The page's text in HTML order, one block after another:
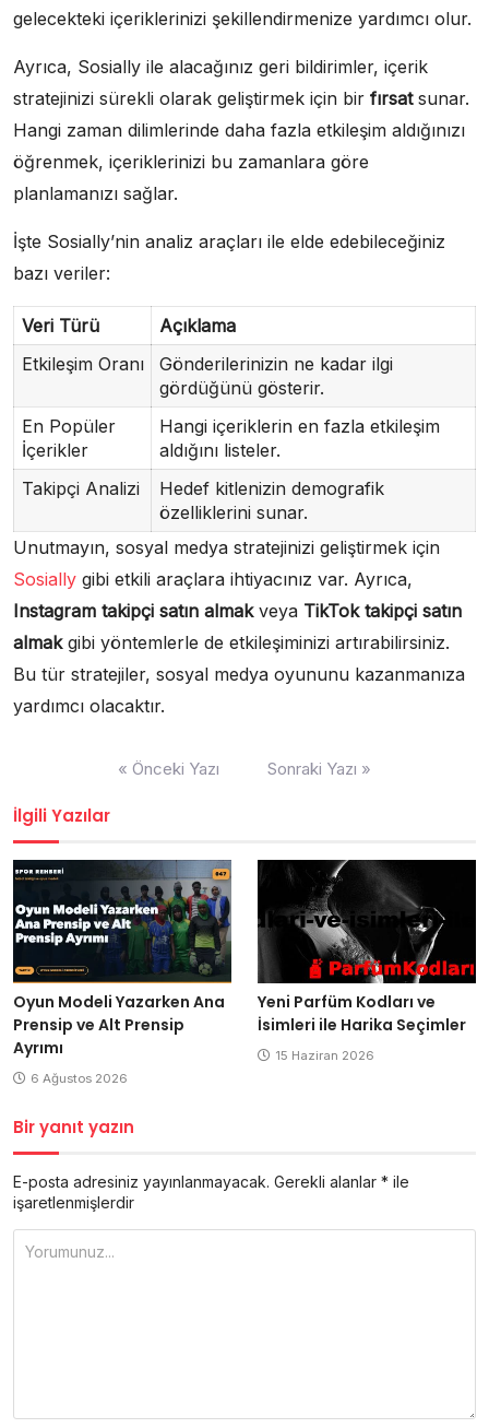
gelecekteki içeriklerinizi şekillendirmenize yardımcı olur.
Ayrıca, Sosially ile alacağınız geri bildirimler, içerik
stratejinizi sürekli olarak geliştirmek için bir fırsatsunar.
Hangi zaman dilimlerinde daha fazla etkileşim aldığınızı
öğrenmek, içeriklerinizi bu zamanlara göre
planlamanızı sağlar.
İşte Sosially’nin analiz araçları ile elde edebileceğiniz
bazı veriler:
Veri Türü
Açıklama
Etkileşim Oranı
Gönderilerinizin ne kadar ilgi
gördüğünü gösterir.
En Popüler
İçerikler
Hangi içeriklerin en fazla etkileşim
aldığını listeler.
Takipçi Analizi
Hedef kitlenizin demografik
özelliklerini sunar.
Unutmayın, sosyal medya stratejinizi geliştirmek için
Sosially gibi etkili araçlara ihtiyacınız var. Ayrıca,
Instagram takipçi satın almakveya TikTok takipçi satın
almakgibi yöntemlerle de etkileşiminizi artırabilirsiniz.
Bu tür stratejiler, sosyal medya oyununu kazanmanıza
yardımcı olacaktır.
« Önceki Yazı Sonraki Yazı »
İlgili Yazılar
Oyun Modeli Yazarken Ana
Prensip ve Alt Prensip
Ayrımı
6 Ağustos 2026
Yeni Parfüm Kodları ve
İsimleri ile Harika Seçimler
15 Haziran 2026
Bir yanıt yazın
E-posta adresiniz yayınlanmayacak. Gerekli alanlar * ile
işaretlenmişlerdir